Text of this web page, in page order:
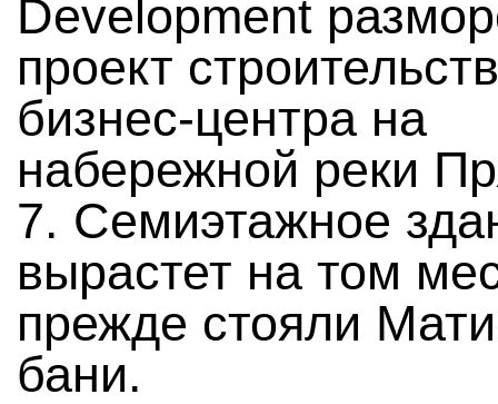
Development
проект
бизнес-центра на
набережной реки
7. Семиэтажное
вырастет на том
прежде стояли
бани.